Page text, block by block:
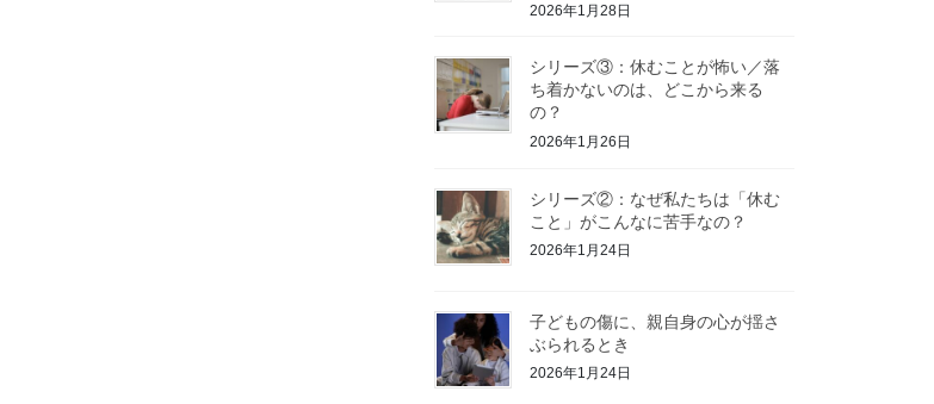
2026年1月28日
シリーズ③：休むことが怖い／落
ち着かないのは、どこから来る
の？
2026年1月26日
シリーズ②：なぜ私たちは「休む
こと」がこんなに苦手なの？
2026年1月24日
子どもの傷に、親自身の心が揺さ
ぶられるとき
2026年1月24日